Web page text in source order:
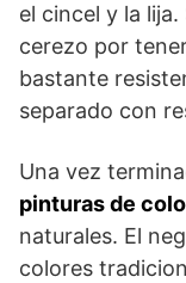
el cincel y la
cerezo por
bastante
separado con
Una vez
pinturas de
naturales. El
colores